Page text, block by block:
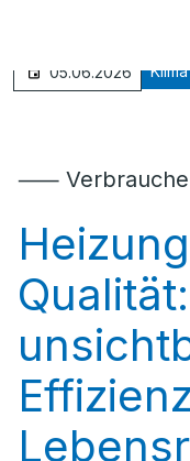
05.06.2026 Klima
⸺